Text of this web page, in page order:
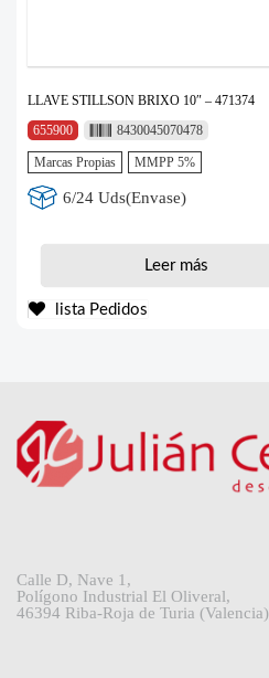
LLAVE STILLSON BRIXO 10″ – 471374
655900
8430045070478
Marcas Propias MMPP 5%
6/24 Uds(Envase)
Leer más
lista Pedidos
Calle D, Nave 1,
Polígono Industrial El Oliveral,
46394 Riba-Roja de Turia (Valencia)